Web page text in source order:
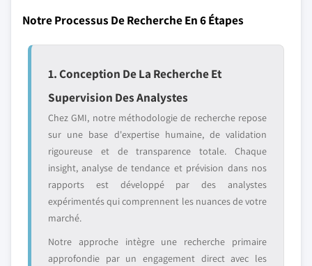
Notre Processus De Recherche En 6 Étapes
1. Conception De La Recherche Et
Supervision Des Analystes
Chez GMI, notre méthodologie de recherche repose
sur une base d'expertise humaine, de validation
rigoureuse et de transparence totale. Chaque
insight, analyse de tendance et prévision dans nos
rapports est développé par des analystes
expérimentés qui comprennent les nuances de votre
marché.
Notre approche intègre une recherche primaire
approfondie par un engagement direct avec les